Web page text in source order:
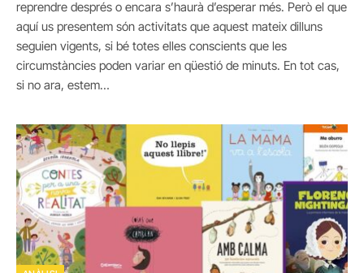
reprendre després o encara s’haurà d’esperar més. Però el que
aquí us presentem són activitats que aquest mateix dilluns
seguien vigents, si bé totes elles conscients que les
circumstàncies poden variar en qüestió de minuts. En tot cas,
si no ara, estem…